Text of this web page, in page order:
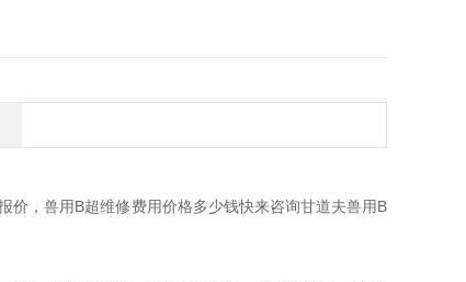
价，兽用B超维修费用价格多少钱快来咨询甘道夫兽用B